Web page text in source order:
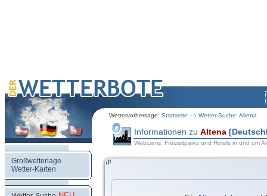
Wettervorhersage: Startseite Wetter-Suche: Altena
Großwetterlage
Wetter-Karten
Informationen zu Altena
Webcams, Freizeitparks und Hotels in und um